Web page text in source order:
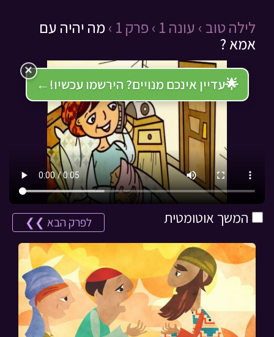
לילה טוב › עונה 1 › פרק 1 ›
מה יהיה עם
אמא ?
🌟עדיין אינכם מנויים? הירשמו עכשיו! ←
×
המשך אוטומטית לפרק הבא ❯❯